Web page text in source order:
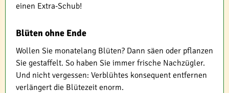
einen Extra-Schub!
Blüten ohne Ende
Wollen Sie monatelang Blüten? Dann säen oder pflanzen
Sie gestaffelt. So haben Sie immer frische Nachzügler.
Und nicht vergessen: Verblühtes konsequent entfernen
verlängert die Blütezeit enorm.